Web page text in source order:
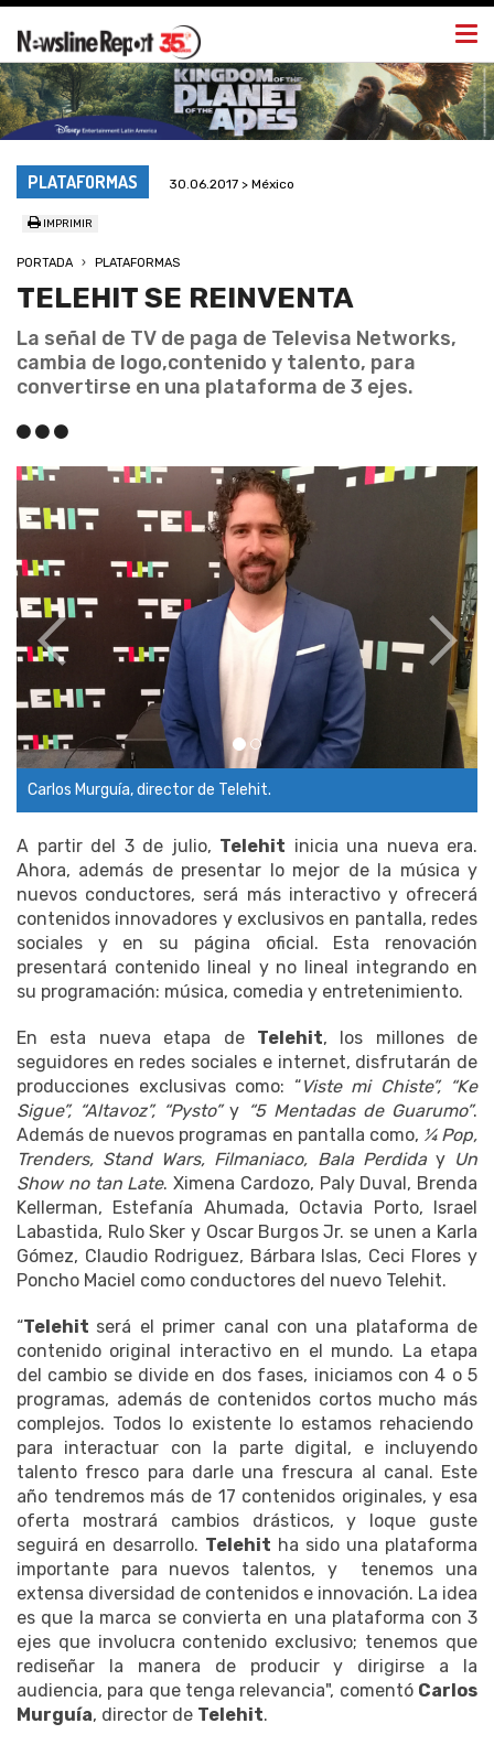
PLATAFORMAS 30.06.2017 > México
IMPRIMIR
PORTADA PLATAFORMAS
TELEHIT SE REINVENTA
La señal de TV de paga de Televisa Networks,
cambia de logo,contenido y talento, para
convertirse en una plataforma de 3 ejes.
Carlos Murguía, director de Telehit.
A partir del 3 de julio, Telehit inicia una nueva era.
Ahora, además de presentar lo mejor de la música y
nuevos conductores, será más interactivo y ofrecerá
contenidos innovadores y exclusivos en pantalla, redes
sociales y en su página oficial. Esta renovación
presentará contenido lineal y no lineal integrando en
su programación: música, comedia y entretenimiento.
En esta nueva etapa de Telehit, los millones de
seguidores en redes sociales e internet, disfrutarán de
producciones exclusivas como: “Viste mi Chiste”, “Ke
Sigue”, “Altavoz”, “Pysto”y “5 Mentadas de Guarumo”.
Además de nuevos programas en pantalla como, ¼ Pop,
Trenders, Stand Wars, Filmaniaco, Bala Perdiday Un
Show no tan Late. Ximena Cardozo, Paly Duval, Brenda
Kellerman, Estefanía Ahumada, Octavia Porto, Israel
Labastida, Rulo Sker y Oscar Burgos Jr. se unen a Karla
Gómez, Claudio Rodriguez, Bárbara Islas, Ceci Flores y
Poncho Maciel como conductores del nuevo Telehit.
“Telehit será el primer canal con una plataforma de
contenido original interactivo en el mundo. La etapa
del cambio se divide en dos fases, iniciamos con 4 o 5
programas, además de contenidos cortos mucho más
complejos. Todos lo existente lo estamos rehaciendo
para interactuar con la parte digital, e incluyendo
talento fresco para darle una frescura al canal. Este
año tendremos más de 17 contenidos originales, y esa
oferta mostrará cambios drásticos, y loque guste
seguirá en desarrollo. Telehit ha sido una plataforma
importante para nuevos talentos, y tenemos una
extensa diversidad de contenidos e innovación. La idea
es que la marca se convierta en una plataforma con 3
ejes que involucra contenido exclusivo; tenemos que
rediseñar la manera de producir y dirigirse a la
audiencia, para que tenga relevancia", comentó Carlos
Murguía, director de Telehit.